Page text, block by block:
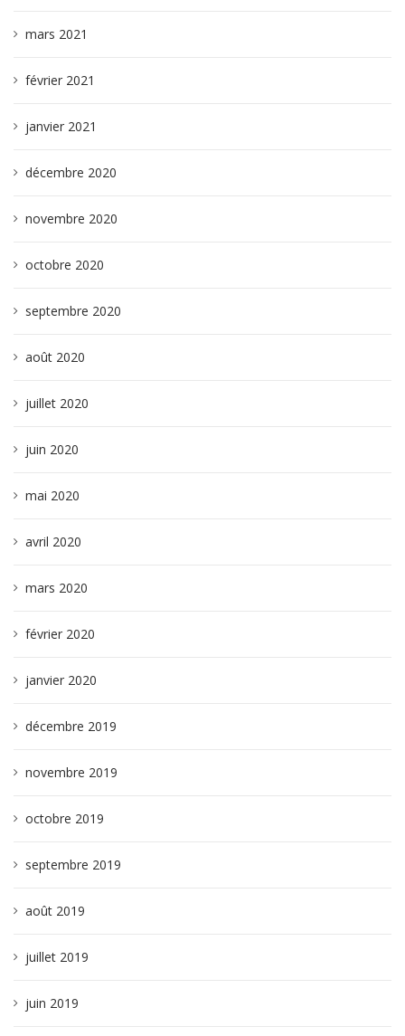
mars 2021
février 2021
janvier 2021
décembre 2020
novembre 2020
octobre 2020
septembre 2020
août 2020
juillet 2020
juin 2020
mai 2020
avril 2020
mars 2020
février 2020
janvier 2020
décembre 2019
novembre 2019
octobre 2019
septembre 2019
août 2019
juillet 2019
juin 2019